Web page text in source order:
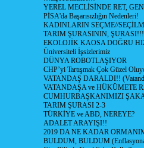
YEREL MECLİSİNDE RET,
PİSA'da Başarısızlığın Nedenleri!
KADINLARIN SEÇME//
TARIM ŞURASININ, ŞURASI!!!
EKOLOJİK KAOSA DOĞRU
Üniversiteli İşsizlerimiz
DÜNYA ROBOTLAŞIYOR
CHP’yi Tartışmak Çok Güzel
VATANDAŞ DARALDI!!
VATANDAŞA ve HÜKÜMETE
CUMHURBAŞKANIMIZI
TARIM ŞURASI 2-3
TÜRKİYE ve ABD, NEREYE?
ADALET ARAYIŞI!!
2019 DA NE KADAR
BULDUM, BULDUM